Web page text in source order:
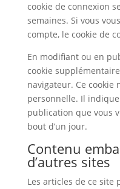
cookie de connexion
semaines. Si vous
compte, le cookie de
En modifiant ou en
cookie
navigateur. Ce cookie
personnelle. Il
publication que vous
bout d’un jour.
Contenu
d’autres sites
Les articles de ce site